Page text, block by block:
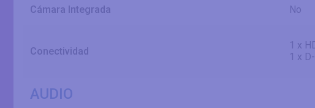
Cámara Integrada No
Conectividad
1 x
1 x
AUDIO